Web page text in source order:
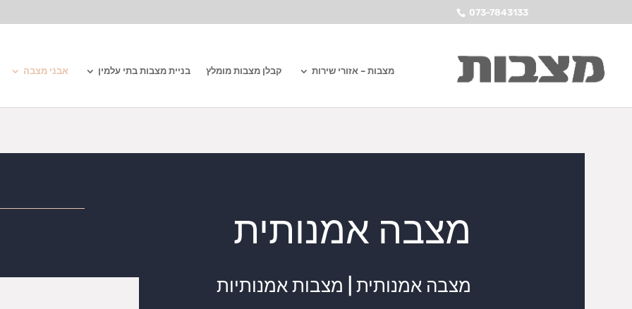
073-7843133
מצבות – אזורי שירות קבלן מצבות מומלץ בניית מצבות בתי עלמין אבני מצבה
מצבה אמנותית
מצבה אמנותית | מצבות אמנותיות